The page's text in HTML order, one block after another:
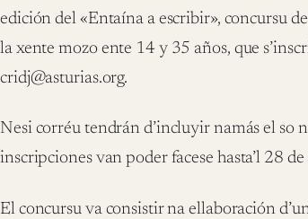
edición del «Entaína a escribir», concursu
la xente mozo ente 14 y 35 años, que
cridj@asturias.org.
Nesi corréu tendrán d’incluyir namás el so
inscripciones van poder facese hasta’l 28
El concursu va consistir na ellaboración